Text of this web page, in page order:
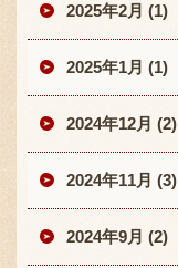
2025年2月 (1)
2025年1月 (1)
2024年12月 (2)
2024年11月 (3)
2024年9月 (2)